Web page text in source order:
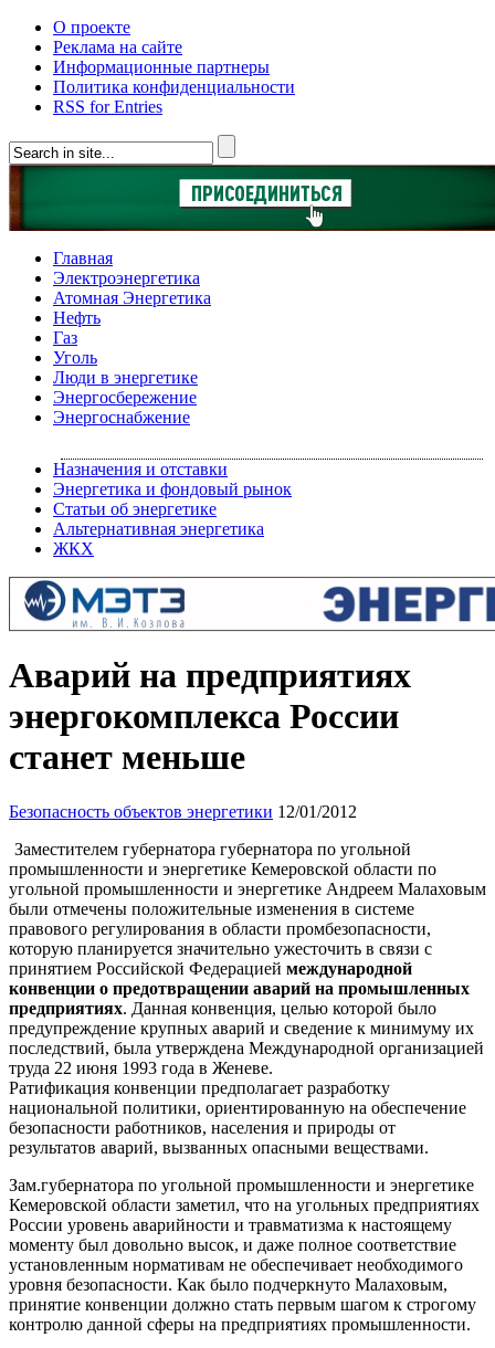
О проекте
Реклама на сайте
Информационные партнеры
Политика конфиденциальности
RSS for Entries
Главная
Электроэнергетика
Атомная Энергетика
Нефть
Газ
Уголь
Люди в энергетике
Энергосбережение
Энергоснабжение
Назначения и отставки
Энергетика и фондовый рынок
Статьи об энергетике
Альтернативная энергетика
ЖКХ
Аварий на предприятиях
энергокомплекса России
станет меньше
Безопасность объектов энергетики 12/01/2012
Заместителем губернатора губернатора по угольной
промышленности и энергетике Кемеровской области по
угольной промышленности и энергетике Андреем Малаховым
были отмечены положительные изменения в системе
правового регулирования в области промбезопасности,
которую планируется значительно ужесточить в связи с
принятием Российской Федерацией международной
конвенции о предотвращении аварий на промышленных
предприятиях. Данная конвенция, целью которой было
предупреждение крупных аварий и сведение к минимуму их
последствий, была утверждена Международной организацией
труда 22 июня 1993 года в Женеве.
Ратификация конвенции предполагает разработку
национальной политики, ориентированную на обеспечение
безопасности работников, населения и природы от
результатов аварий, вызванных опасными веществами.
Зам.губернатора по угольной промышленности и энергетике
Кемеровской области заметил, что на угольных предприятиях
России уровень аварийности и травматизма к настоящему
моменту был довольно высок, и даже полное соответствие
установленным нормативам не обеспечивает необходимого
уровня безопасности. Как было подчеркнуто Малаховым,
принятие конвенции должно стать первым шагом к строгому
контролю данной сферы на предприятиях промышленности.